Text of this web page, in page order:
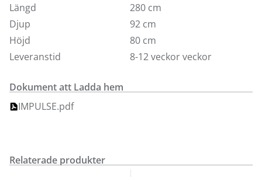
Längd
280 cm
Djup
92 cm
Höjd
80 cm
Leveranstid
8-12 veckor veckor
Dokument att Ladda hem
IMPULSE.pdf
Relaterade produkter
Finns i fler val (2)